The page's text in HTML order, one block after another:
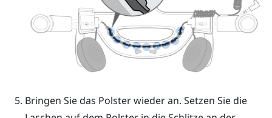
Bringen Sie das Polster wieder an. Setzen Sie die